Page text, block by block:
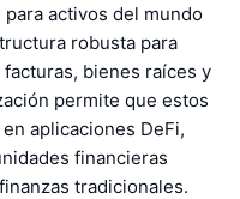
activos del mundo
robusta para
bienes raíces y
permite que estos
aplicaciones DeFi,
financieras
tradicionales.